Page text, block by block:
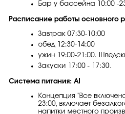
Бар у бассейна 10:00 -
Расписание работы основного
Завтрак 07:30-10:00
обед 12:30-14:00
ужин 19:00-21:00.
Закуски 17:00 - 17:30.
Система питания: AI
Концепция "Все
23:00, включает
напитки местного